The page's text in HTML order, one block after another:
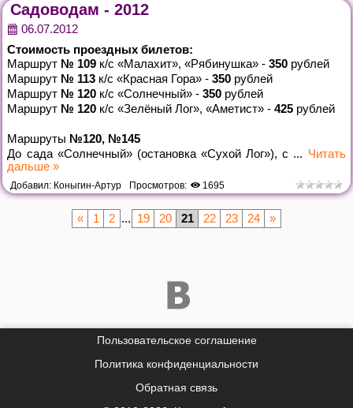
Садоводам - 2012
06.07.2012
Стоимость проездных билетов:
Маршрут № 109 к/с «Малахит», «Рябинушка» -350 рублей
Маршрут № 113 к/с «Красная Гора» -350 рублей
Маршрут № 120 к/с «Солнечный» -350 рублей
Маршрут № 120 к/с «Зелёный Лог», «Аметист» -425 рублей
Маршруты №120, №145
До сада «Солнечный» (остановка «Сухой Лог»), с ... Читать
дальше »
Добавил: Коныгин-Артур Просмотров: 1695
« 1 2 ... 19 20 21 22 23 24 »
Пользовательское соглашение
Политика конфиденциальности
Обратная связь